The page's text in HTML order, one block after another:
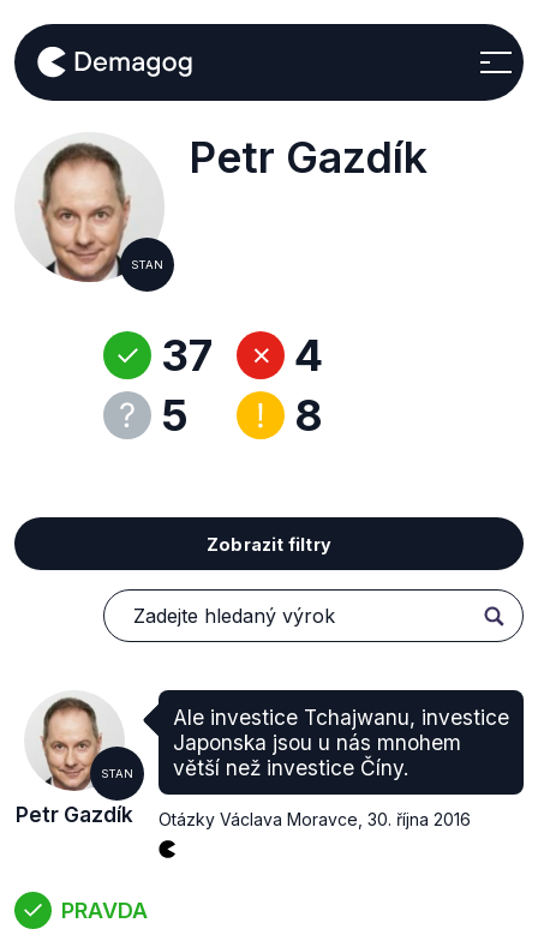
STAN
Petr Gazdík
37
5
4
8
Zobrazit filtry
STAN
Petr Gazdík
Ale investice Tchajwanu, investice
Japonska jsou u nás mnohem
větší než investice Číny.
Otázky Václava Moravce 30. října 2016
PRAVDA